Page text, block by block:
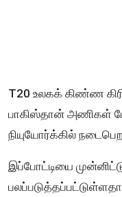
T20 உலகக் கிண்ண
பாகிஸ்தான் அணிகள்
நியுயோர்க்கில்
இப்போட்டியை